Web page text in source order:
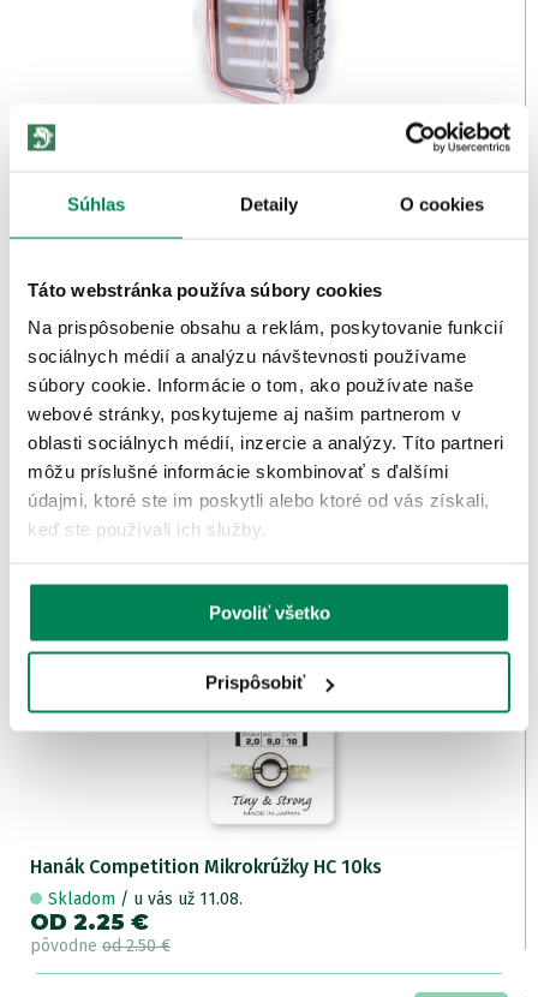
Súhlas Detaily O cookies
Táto webstránka používa súbory cookies
Na prispôsobenie obsahu a reklám, poskytovanie funkcií
sociálnych médií a analýzu návštevnosti používame
súbory cookie. Informácie o tom, ako používate naše
webové stránky, poskytujeme aj našim partnerom v
oblasti sociálnych médií, inzercie a analýzy. Títo partneri
môžu príslušné informácie skombinovať s ďalšími
údajmi, ktoré ste im poskytli alebo ktoré od vás získali,
keď ste používali ich služby.
Povoliť všetko
Prispôsobiť
Fladen Box Fly Vodeodolný
OD 15.60 €
pôvodneod 18.35 €
Hanák Competition Rýchlospojky Loop Connector
Standard 2ks
Skladom
pôvodne
Akcia -10%
Hanák Competition Mikrokrúžky HC 10ks
Skladom / u vás už 11.08.
OD 2.25 €
pôvodne od 2.50 €